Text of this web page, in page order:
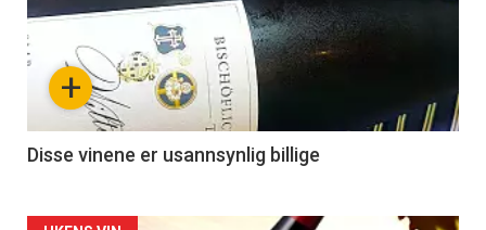
akkurat
nå
3
+
Disse vinene er usannsynlig billige